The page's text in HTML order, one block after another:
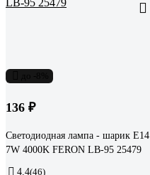
136 ₽
Светодиодная лампа - шарик E14
7W 4000K FERON LB-95 25479
4.4(46)